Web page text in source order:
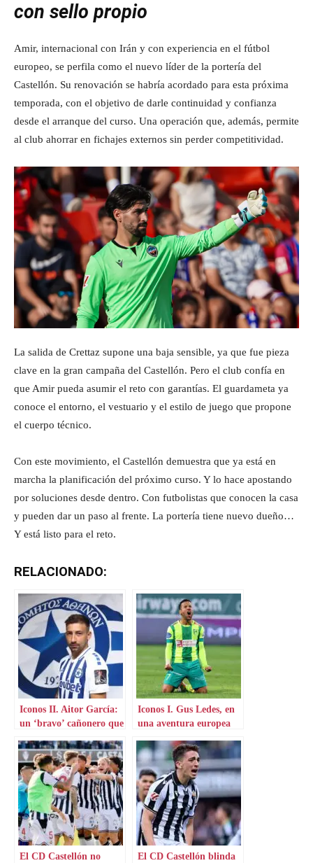
con sello propio
Amir, internacional con Irán y con experiencia en el fútbol
europeo, se perfila como el nuevo líder de la portería del
Castellón. Su renovación se habría acordado para esta próxima
temporada, con el objetivo de darle continuidad y confianza
desde el arranque del curso. Una operación que, además, permite
al club ahorrar en fichajes externos sin perder competitividad.
La salida de Crettaz supone una baja sensible, ya que fue pieza
clave en la gran campaña del Castellón. Pero el club confía en
que Amir pueda asumir el reto con garantías. El guardameta ya
conoce el entorno, el vestuario y el estilo de juego que propone
el cuerpo técnico.
Con este movimiento, el Castellón demuestra que ya está en
marcha la planificación del próximo curso. Y lo hace apostando
por soluciones desde dentro. Con futbolistas que conocen la casa
y pueden dar un paso al frente. La portería tiene nuevo dueño…
Y está listo para el reto.
RELACIONADO:
Iconos II. Aitor García:
un ‘bravo’ cañonero que
Iconos I. Gus Ledes, en
una aventura europea
El CD Castellón no
El CD Castellón blinda